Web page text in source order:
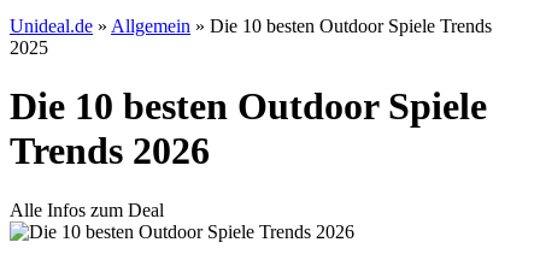
Unideal.de » Allgemein » Die 10 besten Outdoor Spiele Trends
2025
Die 10 besten Outdoor Spiele
Trends 2026
Alle Infos zum Deal